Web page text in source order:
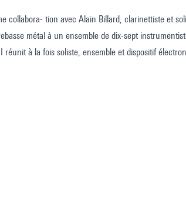
tion avec Alain Billard, clarinettiste et
métal à un ensemble de dix-sept
à la fois soliste, ensemble et dispositif
un puissant logiciel et à un système particulier de